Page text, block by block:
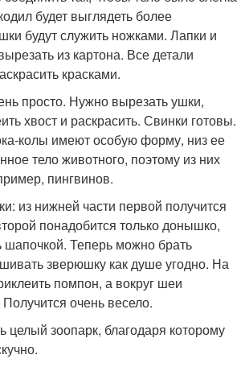
будет выглядеть более
будут служить ножками. Лапки и
из картона. Все детали
красками.
просто. Нужно вырезать ушки,
хвост и раскрасить. Свинки готовы.
колы имеют особую форму, низ ее
тело животного, поэтому из них
пингвинов.
из нижней части первой получится
понадобится только донышко,
шапочкой. Теперь можно брать
зверюшку как душе угодно. На
помпон, а вокруг шеи
очень весело.
целый зоопарк, благодаря которому